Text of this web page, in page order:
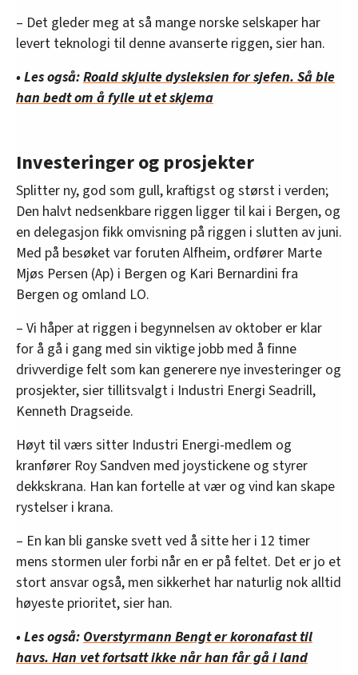
– Det gleder meg at så mange norske selskaper har
levert teknologi til denne avanserte riggen, sier han.
• Les også:Roald skjulte dysleksien for sjefen. Så ble
han bedt om å fylle ut et skjema
Investeringer og prosjekter
Splitter ny, god som gull, kraftigst og størst i verden;
Den halvt nedsenkbare riggen ligger til kai i Bergen, og
en delegasjon fikk omvisning på riggen i slutten av juni.
Med på besøket var foruten Alfheim, ordfører Marte
Mjøs Persen (Ap) i Bergen og Kari Bernardini fra
Bergen og omland LO.
– Vi håper at riggen i begynnelsen av oktober er klar
for å gå i gang med sin viktige jobb med å finne
drivverdige felt som kan generere nye investeringer og
prosjekter, sier tillitsvalgt i Industri Energi Seadrill,
Kenneth Dragseide.
Høyt til værs sitter Industri Energi-medlem og
kranfører Roy Sandven med joystickene og styrer
dekkskrana. Han kan fortelle at vær og vind kan skape
rystelser i krana.
– En kan bli ganske svett ved å sitte her i 12 timer
mens stormen uler forbi når en er på feltet. Det er jo et
stort ansvar også, men sikkerhet har naturlig nok alltid
høyeste prioritet, sier han.
• Les også: Overstyrmann Bengt er koronafast til
havs. Han vet fortsatt ikke når han får gå i land